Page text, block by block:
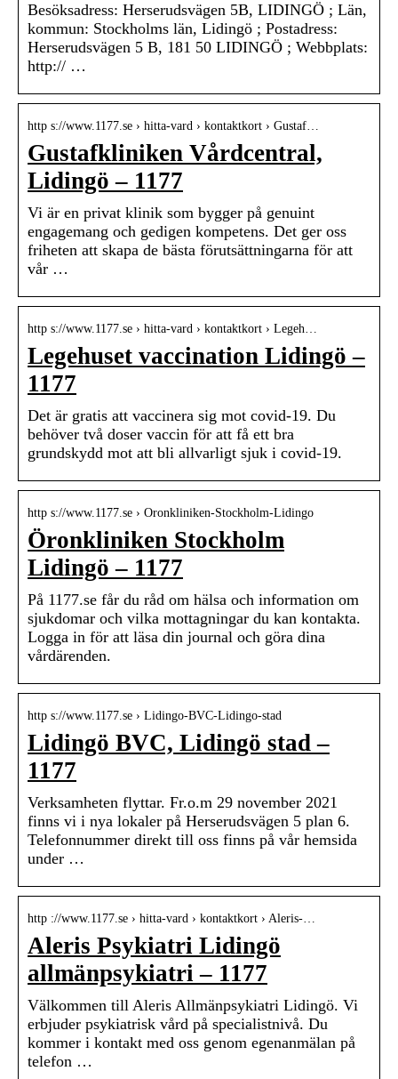
Besöksadress: Herserudsvägen 5B, LIDINGÖ ; Län,
kommun: Stockholms län, Lidingö ; Postadress:
Herserudsvägen 5 B, 181 50 LIDINGÖ ; Webbplats:
http:// …
http s://www.1177.se › hitta-vard › kontaktkort › Gustaf…
Gustafkliniken Vårdcentral,
Lidingö – 1177
Vi är en privat klinik som bygger på genuint
engagemang och gedigen kompetens. Det ger oss
friheten att skapa de bästa förutsättningarna för att
vår …
http s://www.1177.se › hitta-vard › kontaktkort › Legeh…
Legehuset vaccination Lidingö –
1177
Det är gratis att vaccinera sig mot covid-19. Du
behöver två doser vaccin för att få ett bra
grundskydd mot att bli allvarligt sjuk i covid-19.
http s://www.1177.se › Oronkliniken-Stockholm-Lidingo
Öronkliniken Stockholm
Lidingö – 1177
På 1177.se får du råd om hälsa och information om
sjukdomar och vilka mottagningar du kan kontakta.
Logga in för att läsa din journal och göra dina
vårdärenden.
http s://www.1177.se › Lidingo-BVC-Lidingo-stad
Lidingö BVC, Lidingö stad –
1177
Verksamheten flyttar. Fr.o.m 29 november 2021
finns vi i nya lokaler på Herserudsvägen 5 plan 6.
Telefonnummer direkt till oss finns på vår hemsida
under …
http ://www.1177.se › hitta-vard › kontaktkort › Aleris-…
Aleris Psykiatri Lidingö
allmänpsykiatri – 1177
Välkommen till Aleris Allmänpsykiatri Lidingö. Vi
erbjuder psykiatrisk vård på specialistnivå. Du
kommer i kontakt med oss genom egenanmälan på
telefon …